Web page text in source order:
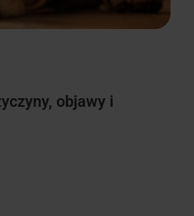
objawy i